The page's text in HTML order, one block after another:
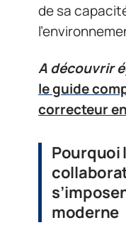
de sa
A découvrir
le guide
correcteur
Pourquoi
moderne